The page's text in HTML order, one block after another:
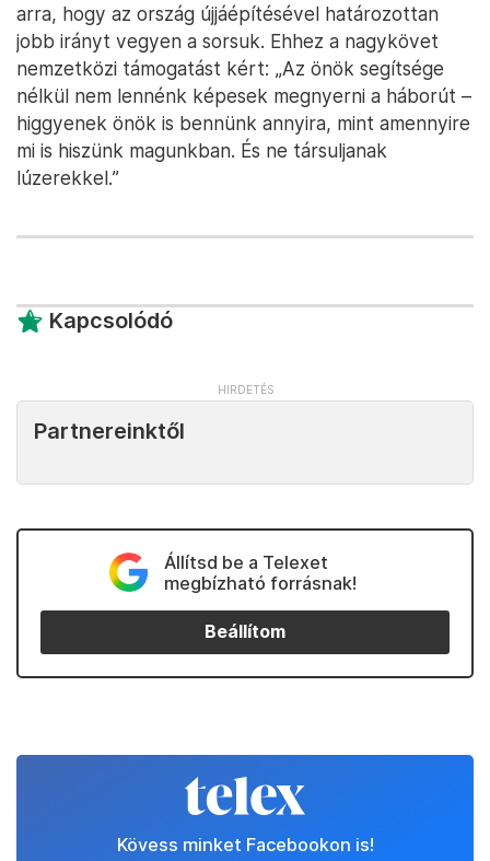
arra, hogy az ország újjáépítésével határozottan
jobb irányt vegyen a sorsuk. Ehhez a nagykövet
nemzetközi támogatást kért: „Az önök segítsége
nélkül nem lennénk képesek megnyerni a háborút –
higgyenek önök is bennünk annyira, mint amennyire
mi is hiszünk magunkban. És ne társuljanak
lúzerekkel.”
Kapcsolódó
Partnereinktől
Állítsd be a Telexet
megbízható forrásnak!
Beállítom
Kövess minket Facebookon is!